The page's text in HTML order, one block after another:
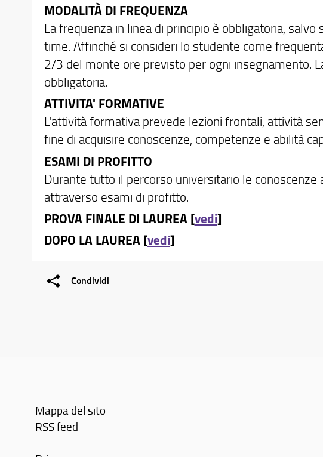
MODALITÀ DI FREQUENZA
La frequenza in linea di principio è obbligatoria,
time. Affinché si consideri lo studente come
2/3 del monte ore previsto per ogni insegnamento.
obbligatoria.
ATTIVITA' FORMATIVE
L'attività formativa prevede lezioni frontali, attività
fine di acquisire conoscenze, competenze e abilità
ESAMI DI PROFITTO
Durante tutto il percorso universitario le
attraverso esami di profitto.
PROVA FINALE DI LAUREA [vedi]
DOPO LA LAUREA [vedi]
Condividi
Mappa del sito
RSS feed